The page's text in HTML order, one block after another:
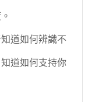
道如何辨識不
道如何支持你